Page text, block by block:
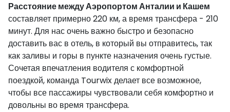
Расстояние между Аэропортом Анталии и Кашем
составляет примерно 220 км, а время трансфера - 210
минут. Для нас очень важно быстро и безопасно
доставить вас в отель, в который вы отправитесь, так
как заливы и горы в пункте назначения очень густые.
Сочетая впечатления водителя с комфортной
поездкой, команда Tourwix делает все возможное,
чтобы все пассажиры чувствовали себя комфортно и
довольны во время трансфера.